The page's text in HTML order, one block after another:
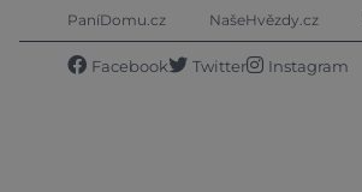
PaníDomu.cz NašeHvězdy.cz
Facebook Twitter Instagram